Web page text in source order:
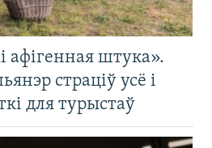
афігенная штука».
страціў усё і
для турыстаў